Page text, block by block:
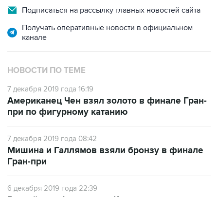
Подписаться на рассылку главных новостей сайта
Получать оперативные новости в официальном
канале
НОВОСТИ ПО ТЕМЕ
7 декабря 2019 года 16:19
Американец Чен взял золото в финале Гран-
при по фигурному катанию
7 декабря 2019 года 08:42
Мишина и Галлямов взяли бронзу в финале
Гран-при
6 декабря 2019 года 22:39